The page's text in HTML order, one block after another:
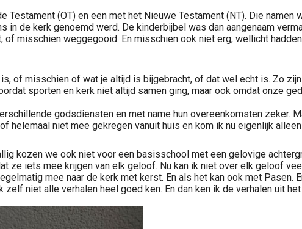
(OT) en een met het Nieuwe Testament (NT). Die namen
de kerk genoemd werd. De kinderbijbel was dan aangenaam
misschien weggegooid. En misschien ook niet erg, wellicht
of misschien of wat je altijd is bijgebracht, of dat wel echt is. Zo
sporten en kerk niet altijd samen ging, maar ook omdat onze
godsdiensten en met name hun overeenkomsten zeker.
helemaal niet mee gekregen vanuit huis en kom ik nu eigenlijk
kozen we ook niet voor een basisschool met een gelovige
ze iets mee krijgen van elk geloof. Nu kan ik niet over elk geloof
mee naar de kerk met kerst. En als het kan ook met Pasen.
niet alle verhalen heel goed ken. En dan ken ik de verhalen uit